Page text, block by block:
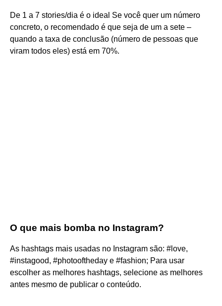
De 1 a 7 stories/dia é o ideal Se você quer um número
concreto, o recomendado é que seja de um a sete –
quando a taxa de conclusão (número de pessoas que
viram todos eles) está em 70%.
O que mais bomba no Instagram?
As hashtags mais usadas no Instagram são: #love,
#instagood, #photooftheday e #fashion; Para usar
escolher as melhores hashtags, selecione as melhores
antes mesmo de publicar o conteúdo.